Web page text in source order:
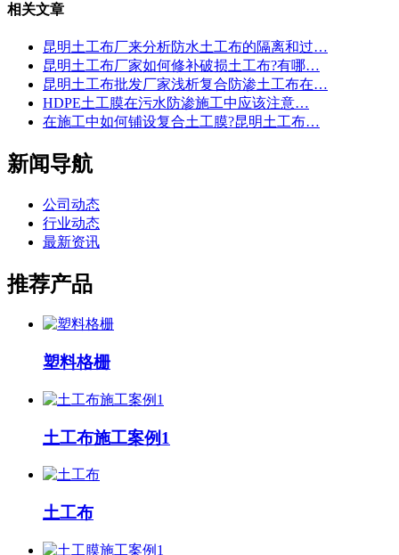
相关文章
昆明土工布厂来分析防水土工布的隔离和过…
昆明土工布厂家如何修补破损土工布?有哪…
昆明土工布批发厂家浅析复合防渗土工布在…
HDPE土工膜在污水防渗施工中应该注意…
在施工中如何铺设复合土工膜?昆明土工布…
新闻导航
公司动态
行业动态
最新资讯
推荐产品
塑料格栅
土工布施工案例1
土工布